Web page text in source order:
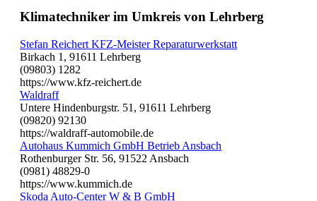
Klimatechniker im Umkreis von Lehrberg
Stefan Reichert KFZ-Meister Reparaturwerkstatt
Birkach 1, 91611 Lehrberg
(09803) 1282
https://www.kfz-reichert.de
Waldraff
Untere Hindenburgstr. 51, 91611 Lehrberg
(09820) 92130
https://waldraff-automobile.de
Autohaus Kummich GmbH Betrieb Ansbach
Rothenburger Str. 56, 91522 Ansbach
(0981) 48829-0
https://www.kummich.de
Skoda Auto-Center W & B GmbH